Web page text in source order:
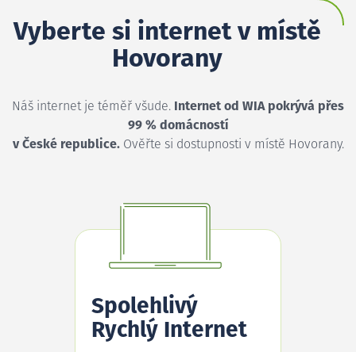
Vyberte si internet v místě
Hovorany
Náš internet je téměř všude. Internet od WIA pokrývá přes
99 % domácností
v České republice.Ověřte si dostupnosti v místě Hovorany.
Spolehlivý
Rychlý Internet